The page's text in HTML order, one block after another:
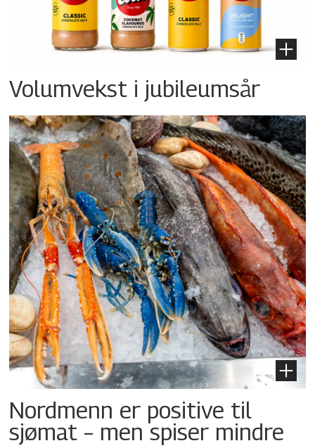
Volumvekst i jubileumsår
Nordmenn er positive til
sjømat – men spiser mindre